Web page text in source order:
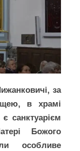
за
в храмі
санктуарієм
Божого
особливе